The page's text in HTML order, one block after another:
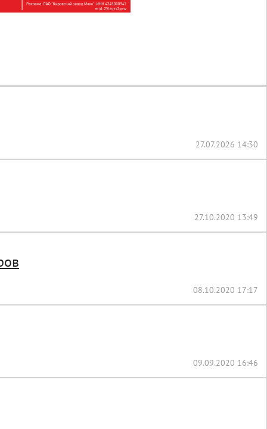
27.07.2026 14:30
27.10.2020 13:49
08.10.2020 17:17
09.09.2020 16:46